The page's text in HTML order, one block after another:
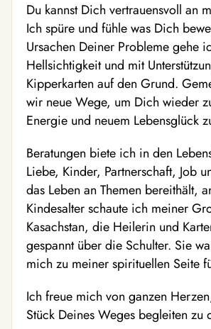
Du kannst Dich vertrauensvoll an
Ich spüre und fühle was Dich
Ursachen Deiner Probleme gehe
Hellsichtigkeit und mit
Kipperkarten auf den Grund.
wir neue Wege, um Dich wieder
Energie und neuem Lebensglück
Beratungen biete ich in den
Liebe, Kinder, Partnerschaft, Job
das Leben an Themen bereithält,
Kindesalter schaute ich meiner
Kasachstan, die Heilerin und
gespannt über die Schulter. Sie
mich zu meiner spirituellen Seite
Ich freue mich von ganzen
Stück Deines Weges begleiten zu